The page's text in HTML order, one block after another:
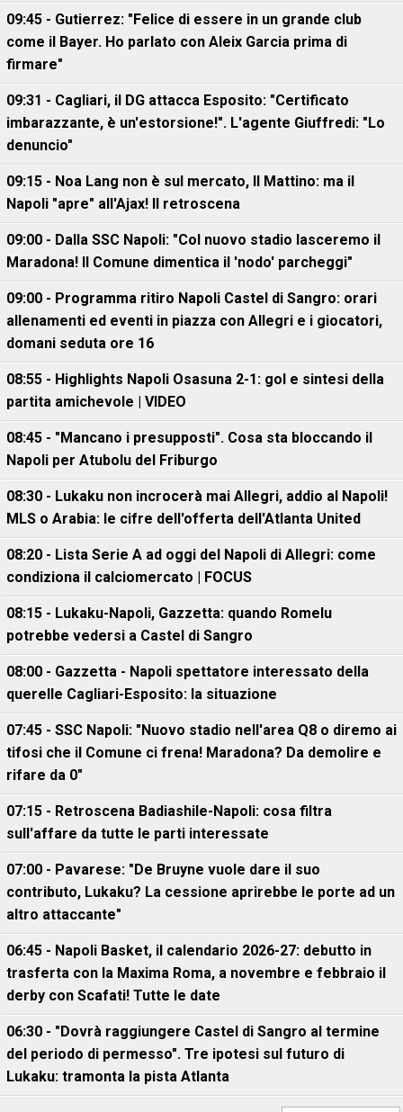
09:45 - Gutierrez: "Felice di essere in un grande club
come il Bayer. Ho parlato con Aleix Garcia prima di
firmare"
09:31 - Cagliari, il DG attacca Esposito: "Certificato
imbarazzante, è un'estorsione!". L'agente Giuffredi: "Lo
denuncio"
09:15 - Noa Lang non è sul mercato, Il Mattino: ma il
Napoli "apre" all'Ajax! Il retroscena
09:00 - Dalla SSC Napoli: "Col nuovo stadio lasceremo il
Maradona! Il Comune dimentica il 'nodo' parcheggi"
09:00 - Programma ritiro Napoli Castel di Sangro: orari
allenamenti ed eventi in piazza con Allegri e i giocatori,
domani seduta ore 16
08:55 - Highlights Napoli Osasuna 2-1: gol e sintesi della
partita amichevole | VIDEO
08:45 - "Mancano i presupposti". Cosa sta bloccando il
Napoli per Atubolu del Friburgo
08:30 - Lukaku non incrocerà mai Allegri, addio al Napoli!
MLS o Arabia: le cifre dell'offerta dell'Atlanta United
08:20 - Lista Serie A ad oggi del Napoli di Allegri: come
condiziona il calciomercato | FOCUS
08:15 - Lukaku-Napoli, Gazzetta: quando Romelu
potrebbe vedersi a Castel di Sangro
08:00 - Gazzetta - Napoli spettatore interessato della
querelle Cagliari-Esposito: la situazione
07:45 - SSC Napoli: "Nuovo stadio nell'area Q8 o diremo ai
tifosi che il Comune ci frena! Maradona? Da demolire e
rifare da 0"
07:15 - Retroscena Badiashile-Napoli: cosa filtra
sull'affare da tutte le parti interessate
07:00 - Pavarese: "De Bruyne vuole dare il suo
contributo, Lukaku? La cessione aprirebbe le porte ad un
altro attaccante"
06:45 - Napoli Basket, il calendario 2026-27: debutto in
trasferta con la Maxima Roma, a novembre e febbraio il
derby con Scafati! Tutte le date
06:30 - "Dovrà raggiungere Castel di Sangro al termine
del periodo di permesso". Tre ipotesi sul futuro di
Lukaku: tramonta la pista Atlanta